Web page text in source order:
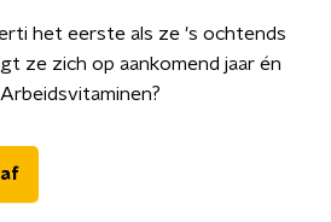
het eerste als ze 's ochtends
ze zich op aankomend jaar én